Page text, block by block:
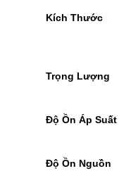
Kích Thước
Trọng Lượng
Độ Ồn Áp Suất
Độ Ồn Nguồn